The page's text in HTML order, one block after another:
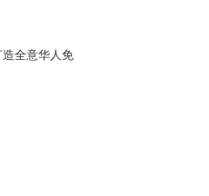
全意华人免